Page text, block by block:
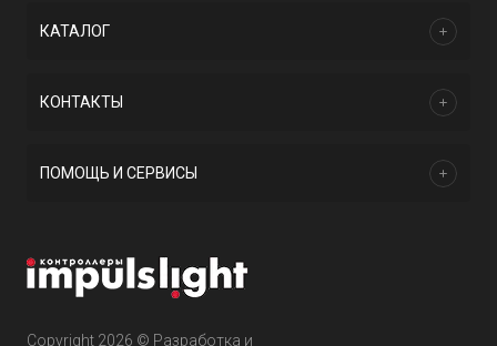
Copyright 2026 © Разработка и
КАТАЛОГ
КОНТАКТЫ
ПОМОЩЬ И СЕРВИСЫ